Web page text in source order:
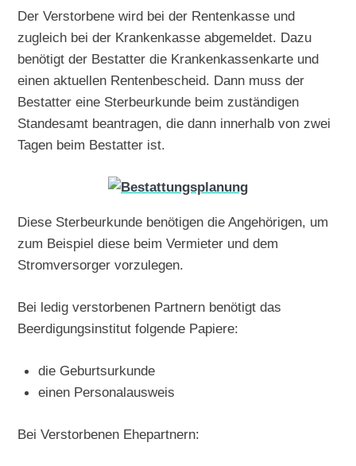
Der Verstorbene wird bei der Rentenkasse und
zugleich bei der Krankenkasse abgemeldet. Dazu
benötigt der Bestatter die Krankenkassenkarte und
einen aktuellen Rentenbescheid. Dann muss der
Bestatter eine Sterbeurkunde beim zuständigen
Standesamt beantragen, die dann innerhalb von zwei
Tagen beim Bestatter ist.
Diese Sterbeurkunde benötigen die Angehörigen, um
zum Beispiel diese beim Vermieter und dem
Stromversorger vorzulegen.
Bei ledig verstorbenen Partnern benötigt das
Beerdigungsinstitut folgende Papiere:
die Geburtsurkunde
einen Personalausweis
Bei Verstorbenen Ehepartnern: